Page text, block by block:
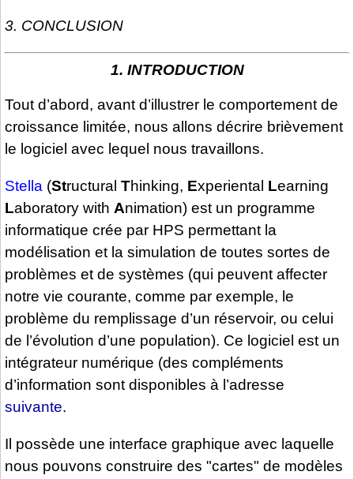
3. CONCLUSION
1. INTRODUCTION
Tout d’abord, avant d’illustrer le comportement de
croissance limitée, nous allons décrire brièvement
le logiciel avec lequel nous travaillons.
Stella (Structural Thinking, Experiental Learning
Laboratory with Animation) est un programme
informatique crée par HPS permettant la
modélisation et la simulation de toutes sortes de
problèmes et de systèmes (qui peuvent affecter
notre vie courante, comme par exemple, le
problème du remplissage d’un réservoir, ou celui
de l’évolution d’une population). Ce logiciel est un
intégrateur numérique (des compléments
d’information sont disponibles à l’adresse
suivante.
Il possède une interface graphique avec laquelle
nous pouvons construire des "cartes" de modèles